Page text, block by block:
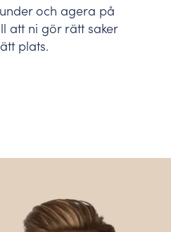
och agera på
att ni gör rätt saker
plats.